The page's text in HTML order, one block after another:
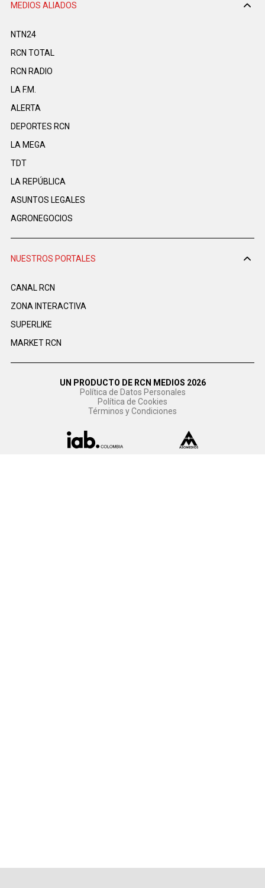
MEDIOS ALIADOS
NTN24
RCN TOTAL
RCN RADIO
LA F.M.
ALERTA
DEPORTES RCN
LA MEGA
TDT
LA REPÚBLICA
ASUNTOS LEGALES
AGRONEGOCIOS
NUESTROS PORTALES
CANAL RCN
ZONA INTERACTIVA
SUPERLIKE
MARKET RCN
UN PRODUCTO DE RCN MEDIOS 2026
Política de Datos Personales
Política de Cookies
Términos y Condiciones